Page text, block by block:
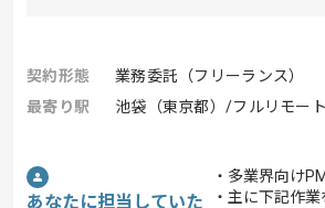
契約形態
業務委託（フリーランス）
最寄り駅
池袋（東京都）/フルリモート
あなたに担当していた
・多業界向け
・主に下記作